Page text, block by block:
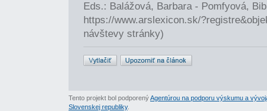
Eds.: Balážová, Barbara - Pomfyová,
https://www.arslexicon.sk/
návštevy stránky)
Tento projekt bol podporenýAgentúrou na podporu výskumu a
Slovenskej republiky.